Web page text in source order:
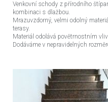
Venkovní schody z přírodního
kombinaci s dlažbou.
Mrazuvzdorný, velmi odolný
terasy.
Materiál odolává povětrnostním
Dodáváme v nepravidelných